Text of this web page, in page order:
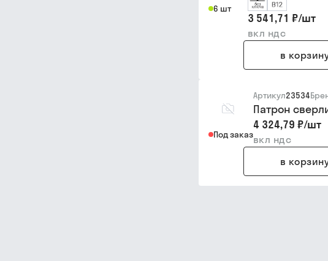
6 шт
3 541,71 ₽/шт
вкл ндс
в
Под заказ
Артикул23534
Патрон
4 324,79 ₽/шт
вкл ндс
в